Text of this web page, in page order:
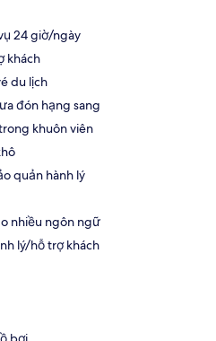
24 giờ/ngày
khách
du lịch
đón hạng sang
khuôn viên
quản hành lý
nhiều ngôn ngữ
lý/hỗ trợ khách